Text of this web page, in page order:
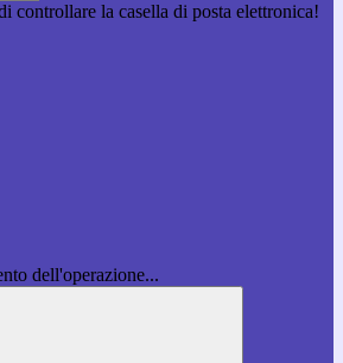
controllare la casella di posta elettronica!
dell'operazione...